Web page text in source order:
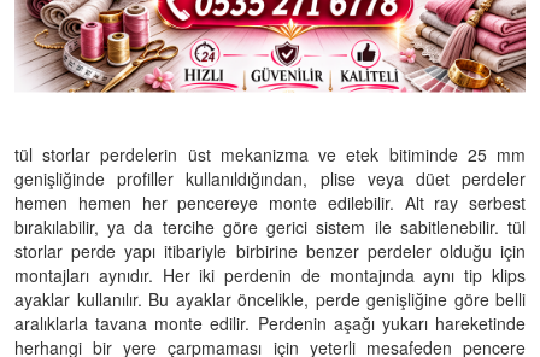
tül storlar perdelerin üst mekanizma ve etek bitiminde 25 mm
genişliğinde profiller kullanıldığından, plise veya düet perdeler
hemen hemen her pencereye monte edilebilir. Alt ray serbest
bırakılabilir, ya da tercihe göre gerici sistem ile sabitlenebilir. tül
storlar perde yapı itibariyle birbirine benzer perdeler olduğu için
montajları aynıdır. Her iki perdenin de montajında aynı tip klips
ayaklar kullanılır. Bu ayaklar öncelikle, perde genişliğine göre belli
aralıklarla tavana monte edilir. Perdenin aşağı yukarı hareketinde
herhangi bir yere çarpmaması için yeterli mesafeden pencere